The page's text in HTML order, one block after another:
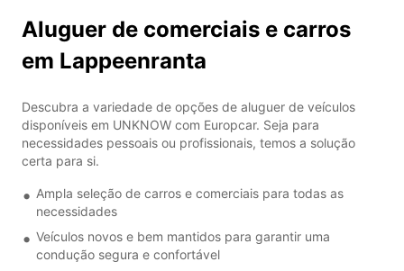
Aluguer de comerciais e carros
em Lappeenranta
Descubra a variedade de opções de aluguer de veículos
disponíveis em UNKNOW com Europcar. Seja para
necessidades pessoais ou profissionais, temos a solução
certa para si.
Ampla seleção de carros e comerciais para todas as
necessidades
Veículos novos e bem mantidos para garantir uma
condução segura e confortável